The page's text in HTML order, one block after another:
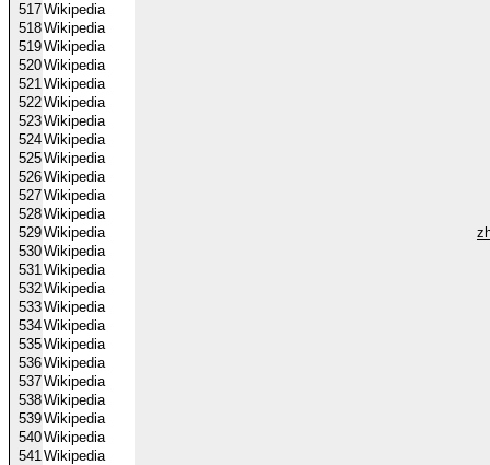
517Wikipedia
518Wikipedia
519Wikipedia
520Wikipedia
521Wikipedia
522Wikipedia
523Wikipedia
524Wikipedia
525Wikipedia
526Wikipedia
527Wikipedia
528Wikipedia
529Wikipedia
530Wikipedia
531Wikipedia
532Wikipedia
533Wikipedia
534Wikipedia
535Wikipedia
536Wikipedia
537Wikipedia
538Wikipedia
539Wikipedia
540Wikipedia
541Wikipedia